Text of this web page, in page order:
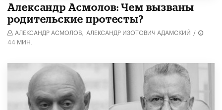
Александр Асмолов: Чем вызваны
родительские протесты?
АЛЕКСАНДР АСМОЛОВ, АЛЕКСАНДР ИЗОТОВИЧ АДАМСКИЙ /
44 МИН.